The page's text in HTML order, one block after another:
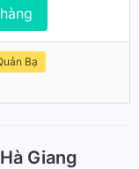
Bạ
Giang